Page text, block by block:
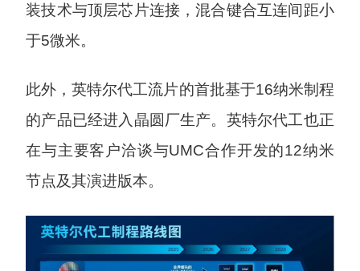
装技术与顶层芯片连接，混合键合互连间距小
于5微米。
此外，英特尔代工流片的首批基于16纳米制程
的产品已经进入晶圆厂生产。英特尔代工也正
在与主要客户洽谈与UMC合作开发的12纳米
节点及其演进版本。